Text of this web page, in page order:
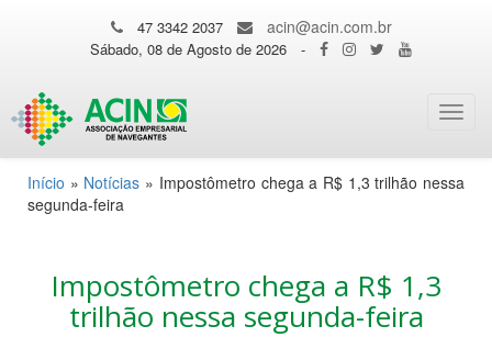
47 3342 2037 acin@acin.com.br
Sábado, 08 de Agosto de 2026 -
Início » Notícias » Impostômetro chega a R$ 1,3 trilhão nessa
segunda-feira
Impostômetro chega a R$ 1,3
trilhão nessa segunda-feira